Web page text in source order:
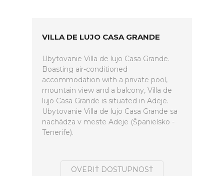
VILLA DE LUJO CASA GRANDE
Ubytovanie Villa de lujo Casa Grande.
Boasting air-conditioned
accommodation with a private pool,
mountain view and a balcony, Villa de
lujo Casa Grande is situated in Adeje.
Ubytovanie Villa de lujo Casa Grande sa
nachádza v meste Adeje (Španielsko -
Tenerife).
OVERIŤ DOSTUPNOSŤ